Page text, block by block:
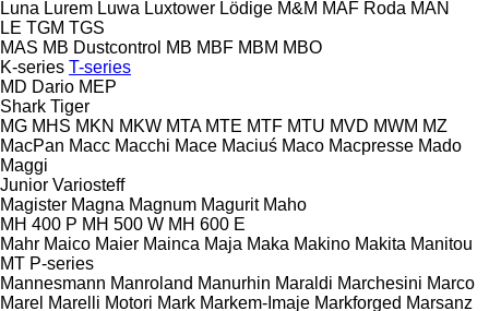
Luna Lurem Luwa Luxtower Lödige M&M MAF Roda MAN
LE TGM TGS
MAS MB Dustcontrol MB MBF MBM MBO
K-series T-series
MD Dario MEP
Shark Tiger
MG MHS MKN MKW MTA MTE MTF MTU MVD MWM MZ
MacPan Macc Macchi Mace Maciuś Maco Macpresse Mado
Maggi
Junior Variosteff
Magister Magna Magnum Magurit Maho
MH 400 P MH 500 W MH 600 E
Mahr Maico Maier Mainca Maja Maka Makino Makita Manitou
MT P-series
Mannesmann Manroland Manurhin Maraldi Marchesini Marco
Marel Marelli Motori Mark Markem-Imaje Markforged Marsanz